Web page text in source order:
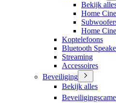
Bekijk
Home
Home
Koptelefoons
Bluetooth
Streaming
Accessoires
Beveiliging
Bekijk alles